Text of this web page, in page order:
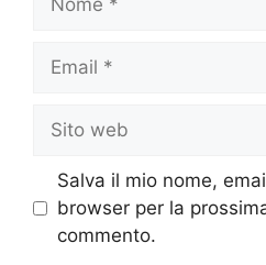
Email
Sito
web
Salva il mio nome,
browser per la
commento.